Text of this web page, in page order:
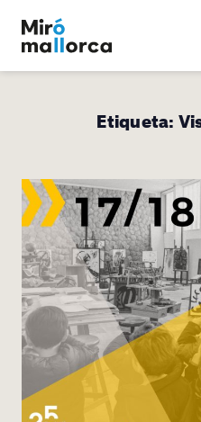
Etiqueta: